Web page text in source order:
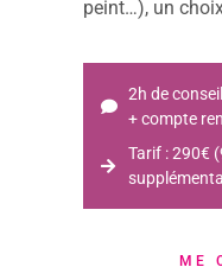
peint…), un
2h de
+ compte
Tarif : 290€
ME